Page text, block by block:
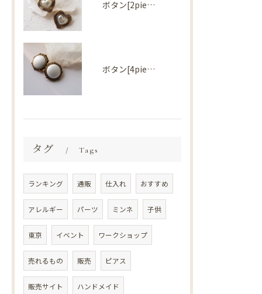
ボタン[2piece] Import parts No2727
ボタン[4piece] Import parts No2724
タグ Tags
ランキング 通販 仕入れ おすすめ
アレルギー パーツ ミンネ 子供
東京 イベント ワークショップ
売れるもの 販売 ピアス
販売サイト ハンドメイド